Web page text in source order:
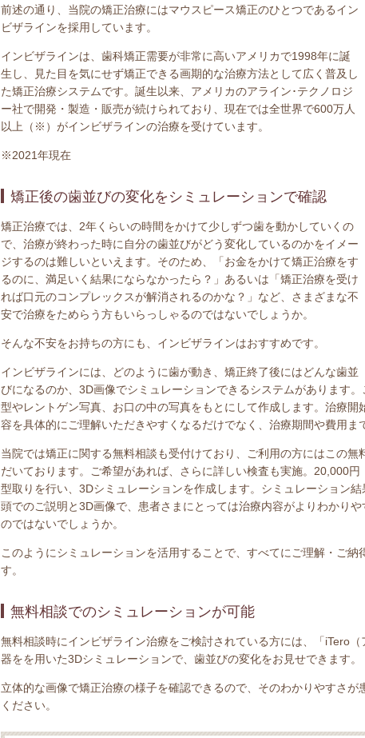
前述の通り、当院の矯正治療にはマウスピース矯正のひとつであるイン
ビザラインを採用しています。
インビザラインは、歯科矯正需要が非常に高いアメリカで1998年に誕
生し、見た目を気にせず矯正できる画期的な治療方法として広く普及し
た矯正治療システムです。誕生以来、アメリカのアライン･テクノロジ
ー社で開発・製造・販売が続けられており、現在では全世界で600万人
以上（※）がインビザラインの治療を受けています。
※2021年現在
矯正後の歯並びの変化をシミュレーションで確認
矯正治療では、2年くらいの時間をかけて少しずつ歯を動かしていくの
で、治療が終わった時に自分の歯並びがどう変化しているのかをイメー
ジするのは難しいといえます。そのため、「お金をかけて矯正治療をす
るのに、満足いく結果にならなかったら？」あるいは「矯正治療を受け
れば口元のコンプレックスが解消されるのかな？」など、さまざまな不
安で治療をためらう方もいらっしゃるのではないでしょうか。
そんな不安をお持ちの方にも、インビザラインはおすすめです。
インビザラインには、どのように歯が動き、矯正終了後にはどんな歯並
びになるのか、3D画像でシミュレーションできるシステムがあります
型やレントゲン写真、お口の中の写真をもとにして作成します。治療
容を具体的にご理解いただきやすくなるだけでなく、治療期間や費用ま
当院では矯正に関する無料相談も受付けており、ご利用の方にはこの
だいております。ご希望があれば、さらに詳しい検査も実施。20,000
型取りを行い、3Dシミュレーションを作成します。シミュレーション
頭でのご説明と3D画像で、患者さまにとっては治療内容がよりわかり
のではないでしょうか。
このようにシミュレーションを活用することで、すべてにご理解・ご
す。
無料相談でのシミュレーションが可能
無料相談時にインビザライン治療をご検討されている方には、「iTero
器をを用いた3Dシミュレーションで、歯並びの変化をお見せできます。
立体的な画像で矯正治療の様子を確認できるので、そのわかりやすさ
ください。